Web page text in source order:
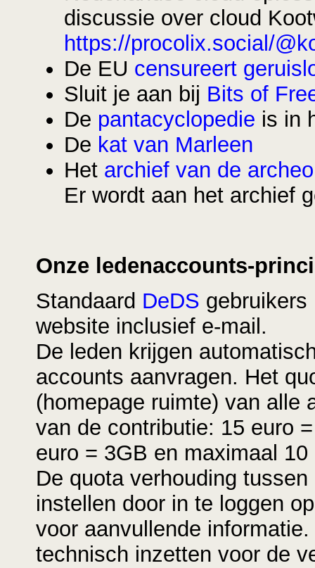
discussie over cloud
https://procolix.social/
De EU censureert
Sluit je aan bij Bits of
De pantacyclopedie is in
De kat van Marleen
Het archief van de
Er wordt aan het archief
Onze ledenaccounts-
Standaard DeDS gebruikers
website inclusief e-mail.
De leden krijgen
accounts aanvragen. Het
(homepage ruimte) van alle
van de contributie: 15 euro
euro = 3GB en maximaal
De quota verhouding
instellen door in te loggen
voor aanvullende
technisch inzetten voor de